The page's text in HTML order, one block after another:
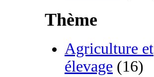
Thème
Agriculture et
élevage (16)